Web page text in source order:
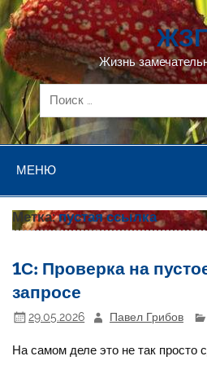
Перейти
к
содержимому
ЖЗГ
Жизнь
МЕНЮ
Метка:пустая ссылка
1С: Проверка на
запросе
29.05.2026 Павел Грибов
На самом деле это не так просто